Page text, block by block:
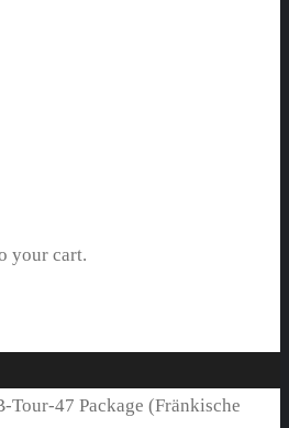
your cart.
Tour-47 Package (Fränkische